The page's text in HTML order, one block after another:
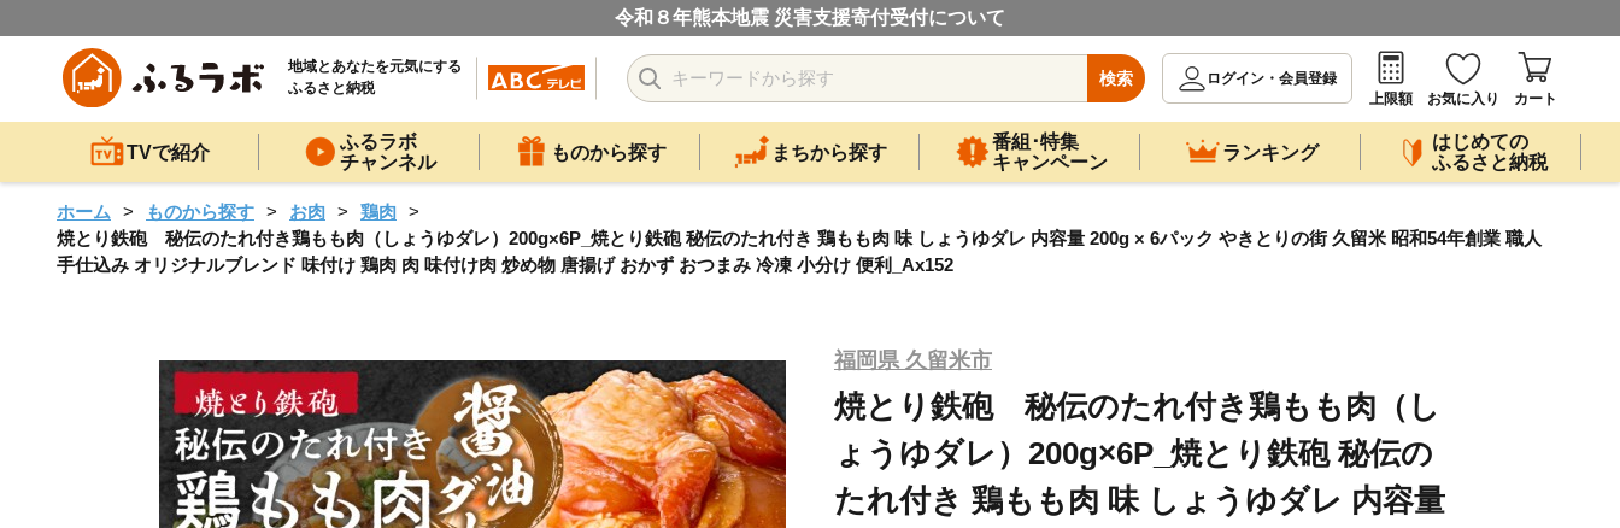
令和８年熊本地震 災害支援寄付受付について
地域とあなたを元気にする
ふるさと納税
検索
ログイン・会員登録
上限額
お気に入り カート
TVで紹介
ふるラボ
チャンネル
ものから探す まちから探す
番組･特集
キャンペーン
ランキング
はじめての
ふるさと納税
ホーム ものから探す お肉
鶏肉
焼とり鉄砲 秘伝のたれ付き鶏もも肉（しょうゆダレ）200g×6P_焼とり鉄砲 秘伝のたれ付き 鶏もも肉 味 しょうゆダレ 内容量 200g × 6パック やきとりの街 久留米 昭和54年創業 職人
手仕込み オリジナルブレンド 味付け 鶏肉 肉 味付け肉 炒め物 唐揚げ おかず おつまみ 冷凍 小分け 便利_Ax152
福岡県 久留米市
焼とり鉄砲 秘伝のたれ付き鶏もも肉（し
ょうゆダレ）200g×6P_焼とり鉄砲 秘伝の
たれ付き 鶏もも肉 味 しょうゆダレ 内容量